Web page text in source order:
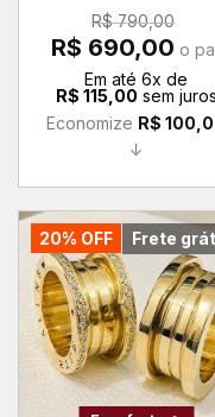
R$790,00
O
preço
R$ 790,00.
R$ 690,00
é:
R$
o
Em até 6x de
R$ 115,00 sem juros
Economize R$
↓
Frete
20% OFF